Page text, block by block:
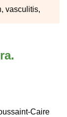
vasculitis,
Caire